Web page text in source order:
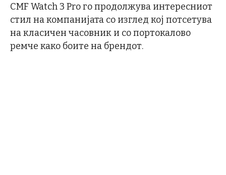
CMF Watch 3 Pro го продолжува интересниот
стил на компанијата со изглед кој потсетува
на класичен часовник и со портокалово
ремче како боите на брендот.